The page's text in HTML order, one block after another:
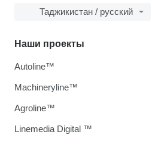
Таджикистан / русский
Наши проекты
Autoline™
Machineryline™
Agroline™
Linemedia Digital ™